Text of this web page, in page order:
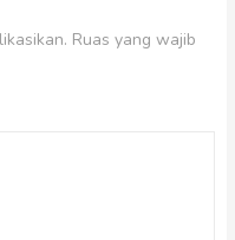
Ruas yang wajib